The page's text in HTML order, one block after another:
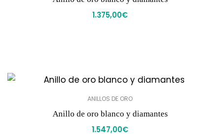
1.375,00€
ANILLOS DE ORO
Anillo de oro blanco y diamantes
1.547,00€